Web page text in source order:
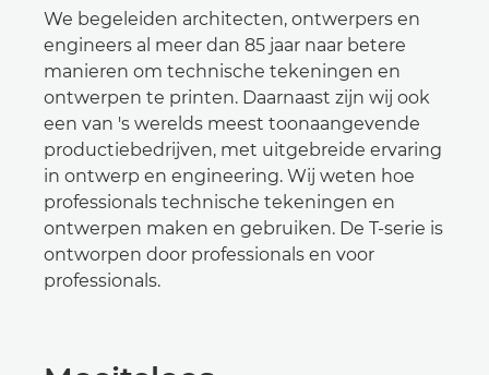
We begeleiden architecten, ontwerpers en
engineers al meer dan 85 jaar naar betere
manieren om technische tekeningen en
ontwerpen te printen. Daarnaast zijn wij ook
een van 's werelds meest toonaangevende
productiebedrijven, met uitgebreide ervaring
in ontwerp en engineering. Wij weten hoe
professionals technische tekeningen en
ontwerpen maken en gebruiken. De T-serie is
ontworpen door professionals en voor
professionals.